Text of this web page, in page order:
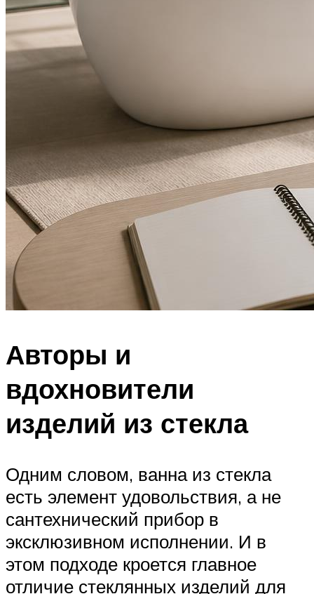
Авторы и
вдохновители
изделий из стекла
Одним словом, ванна из стекла
есть элемент удовольствия, а не
сантехнический прибор в
эксклюзивном исполнении. И в
этом подходе кроется главное
отличие стеклянных изделий для